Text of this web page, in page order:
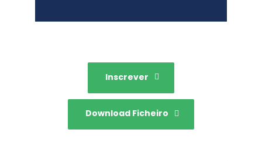
Inscrever
Download Ficheiro